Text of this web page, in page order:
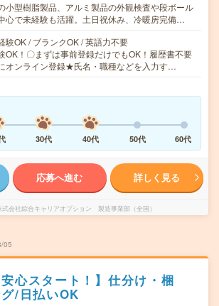
小型樹脂製品、アルミ製品の外観検査や段ボール
心で未経験も活躍。土日祝休み、冷暖房完備…
験OK / ブランクOK / 英語力不要
！〇まずは事前登録だけでもOK！履歴書不要
オンライン登録★氏名・職種などを入力す…
30代 40代 50代 60代
応募へ進む 詳しく見る
式会社綜合キャリアオプション 製造事業部（全国）
05
安心スタート！】仕分け・梱
/日払いOK